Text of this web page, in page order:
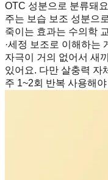
OTC 성분으로 분류돼
주는 보습 보조 성분으
죽이는 효과는 수의학
·세정 보조로 이해하는
자극이 거의 없어서 새
있어요. 다만 살충력 자
주 1~2회 반복 사용해